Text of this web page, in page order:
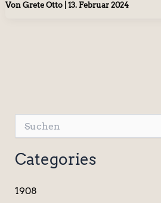
Von Grete Otto 13. Februar 2024
u
c
h
n
Categories
1908